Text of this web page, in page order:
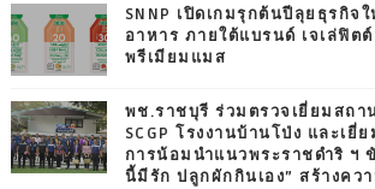
SNNP เปิดเกมรุกต้นปีลุยธุรกิ
อาหาร ภายใต้แบรนด์ เจเล่ฟิต
พรีเมียมแมส
พช.ราชบุรี ร่วมตรวจเยี่ยมสถา
SCGP โรงงานบ้านโป่ง และเยี่
การน้อมนำแนวพระราชดำริ ฯ
นี้มีรัก ปลูกผักกินเอง” สร้างคว